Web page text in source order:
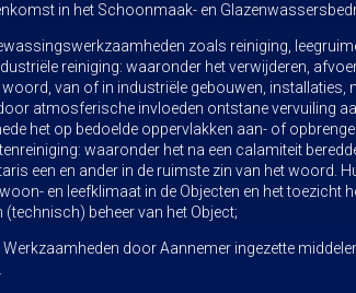
in het Schoonmaak- en
zoals reiniging,
reiniging: waaronder het verwijderen,
van of in industriële gebouwen,
atmosferische invloeden ontstane vervuiling
het op bedoelde oppervlakken aan- of
waaronder het na een calamiteit
een en ander in de ruimste zin van het woord.
en leefklimaat in de Objecten en het toezicht
beheer van het Object;
door Aannemer ingezette